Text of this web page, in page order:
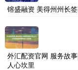
镕盛融资 美得州州长
外汇配资官网 服务故
人心坎里